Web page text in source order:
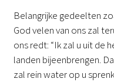
Belangrijke gedeelten
God velen van ons zal
ons redt: “Ik zal u uit de
landen bijeenbrengen.
zal rein water op u